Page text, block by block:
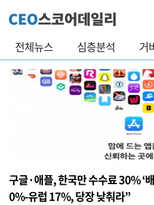
전체뉴스 심층분석 거
구글·애플, 한국만 수수료 30% ‘
0%-유럽 17%, 당장 낮춰라”